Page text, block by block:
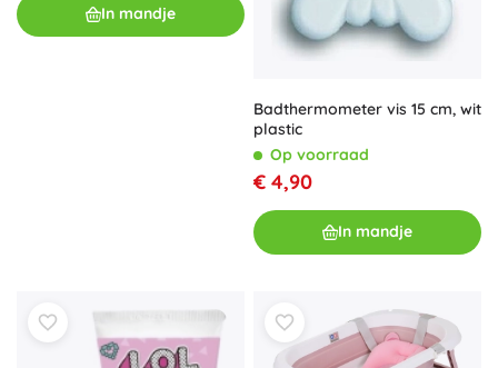
In mandje
Badthermometer vis 15 cm, wit
plastic
Op voorraad
€ 4,90
In mandje